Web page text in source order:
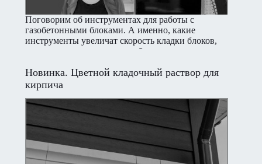
Поговорим об инструментах для работы с
газобетонными блоками. А именно, какие
инструменты увеличат скорость кладки блоков,
сэкономят время и деньги, сберегут здоровье.
Новинка. Цветной кладочный раствор для
кирпича